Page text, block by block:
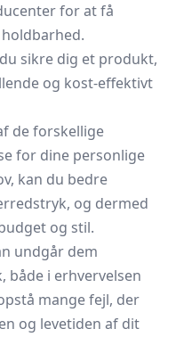
for at få
sikre dig et produkt,
og kost-effektivt
de forskellige
for dine personlige
kan du bedre
og dermed
og stil.
undgår dem
i erhvervelsen
mange fejl, der
og levetiden af dit